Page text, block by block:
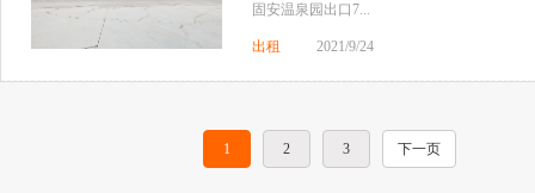
固安温泉园出口7...
出租 2021/9/24
1 2 3 下一页